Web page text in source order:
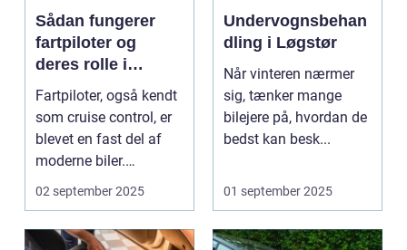
Sådan fungerer
fartpiloter og
deres rolle i
sikkerhed
Fartpiloter, også kendt
som cruise control, er
blevet en fast del af
moderne biler.
Systemet g...
02 september 2025
Undervognsbehan
dling i Løgstør
Når vinteren nærmer
sig, tænker mange
bilejere på, hvordan de
bedst kan besk...
01 september 2025